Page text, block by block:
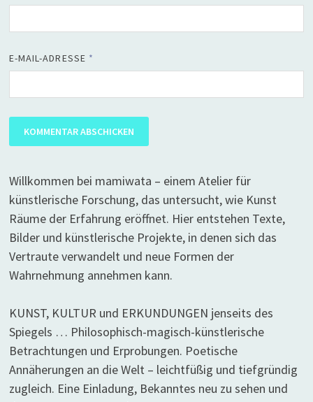
E-MAIL-ADRESSE *
Willkommen bei mamiwata – einem Atelier für
künstlerische Forschung, das untersucht, wie Kunst
Räume der Erfahrung eröffnet. Hier entstehen Texte,
Bilder und künstlerische Projekte, in denen sich das
Vertraute verwandelt und neue Formen der
Wahrnehmung annehmen kann.
KUNST, KULTUR und ERKUNDUNGEN jenseits des
Spiegels … Philosophisch-magisch-künstlerische
Betrachtungen und Erprobungen. Poetische
Annäherungen an die Welt – leichtfüßig und tiefgründig
zugleich. Eine Einladung, Bekanntes neu zu sehen und